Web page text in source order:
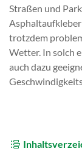
Straßen und
trotzdem
Wetter. In solch
auch dazu